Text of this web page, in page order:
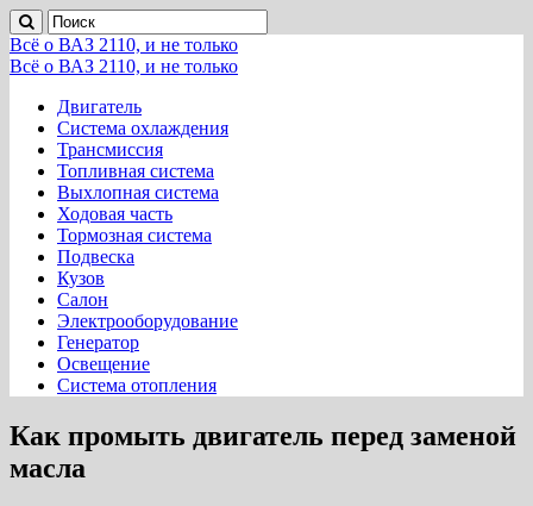
Всё о ВАЗ 2110, и не только
Всё о ВАЗ 2110, и не только
Двигатель
Система охлаждения
Трансмиссия
Топливная система
Выхлопная система
Ходовая часть
Тормозная система
Подвеска
Кузов
Салон
Электрооборудование
Генератор
Освещение
Система отопления
Как промыть двигатель перед заменой
масла